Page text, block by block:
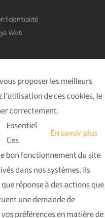
Web
proposer les meilleurs
l'utilisation de ces cookies, le
correctement.
En savoir plus
Essentiel
Ces
bon fonctionnement du site
dans nos systèmes. Ils
réponse à des actions que
une demande de
préférences en matière de